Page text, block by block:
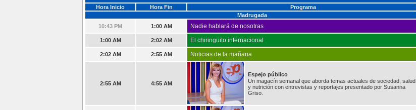
Hora Inicio Hora Fin
Programa
Madrugada
10:43 PM
1:00 AM Nadie hablará de nosotras
1:00 AM 2:02 AM El chiringuito internacional
2:02 AM 2:55 AM Noticias de la mañana
2:55 AM 4:55 AM
Espejo público
Un magacín semanal que aborda temas actuales de sociedad, salud
y nutrición con entrevistas y reportajes presentado por Susanna
Griso.